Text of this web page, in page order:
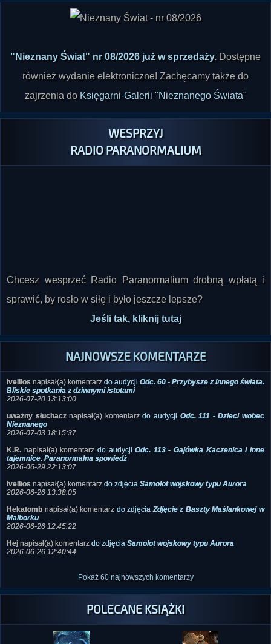
"Nieznany Świat" nr 08/2026 już w sprzedaży. Dostępne
również wydanie elektroniczne! Zachęcamy także do
zajrzenia do Księgarni-Galerii "Nieznanego Świata"
WESPRZYJ
RADIO PARANORMALIUM
Chcesz wesprzeć Radio Paranormalium drobną wpłatą i
sprawić, by rosło w siłę i było jeszcze lepsze?
Jeśli tak, kliknij tutaj
NAJNOWSZE KOMENTARZE
Ivellios napisał(a) komentarz do audycji Odc. 60 - Przybysze z innego świata.
Bliskie spotkania z dziwnymi istotami
2026-07-20 13:13:00
uważny słuchacznapisał(a) komentarzdo audycji Odc. 111 - Dzieci wobec
Nieznanego
2026-07-03 18:15:37
K.R. napisał(a) komentarz do audycjiOdc. 113 - Gajówka Kaczenica i inne
tajemnice. Paranormalna spowiedź
2026-06-29 22:13:07
Ivellios napisał(a) komentarz do zdjęcia Samolot wojskowy typu Aurora
2026-06-26 13:38:05
Hekatomb napisał(a) komentarz do zdjęciaZdjęcie z Baszty Maślankowej w
Malborku
2026-06-26 12:45:22
Hej napisał(a) komentarz do zdjęcia Samolot wojskowy typu Aurora
2026-06-26 12:40:44
Pokaż 60 najnowszych komentarzy
POLECANE KSIĄŻKI